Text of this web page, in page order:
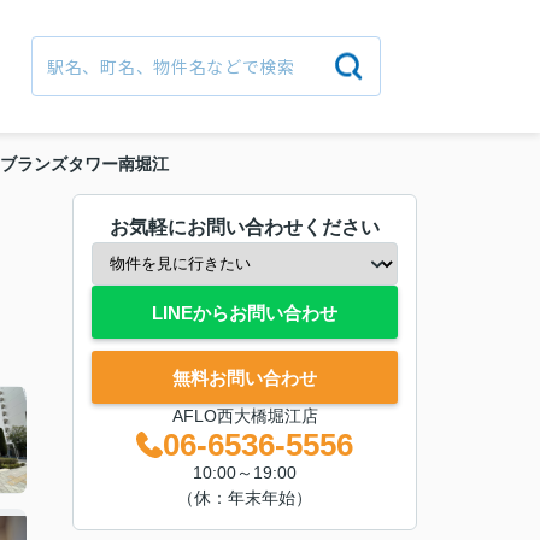
ブランズタワー南堀江
お気軽にお問い合わせください
LINEからお問い合わせ
無料お問い合わせ
AFLO西大橋堀江店
06-6536-5556
10:00～19:00
（休：年末年始）